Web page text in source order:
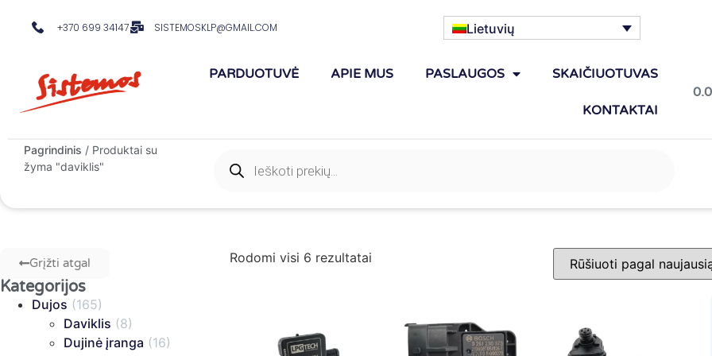
+370 699 34147 SISTEMOSKLP@GMAIL.COM Lietuvių
PARDUOTUVĖ APIE MUS PASLAUGOS SKAIČIUOTUVAS
KONTAKTAI
Pagrindinis / Produktai su
žyma "daviklis"
Grįžti atgal
Kategorijos
Dujos (165)
Daviklis (8)
Dujinė įranga (16)
Rodomi visi 6 rezultatai